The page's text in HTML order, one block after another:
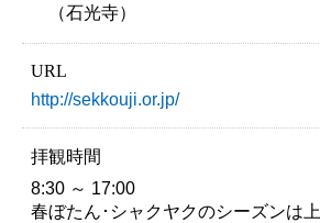
（石光寺）
URL
http://sekkouji.or.jp/
拝観時間
8:30 ～ 17:00
春ぼたん･シャクヤクのシーズンは